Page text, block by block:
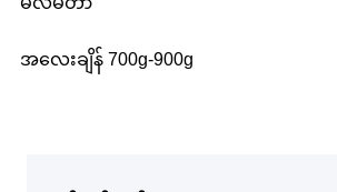
အလေးချိန် 700g-900g